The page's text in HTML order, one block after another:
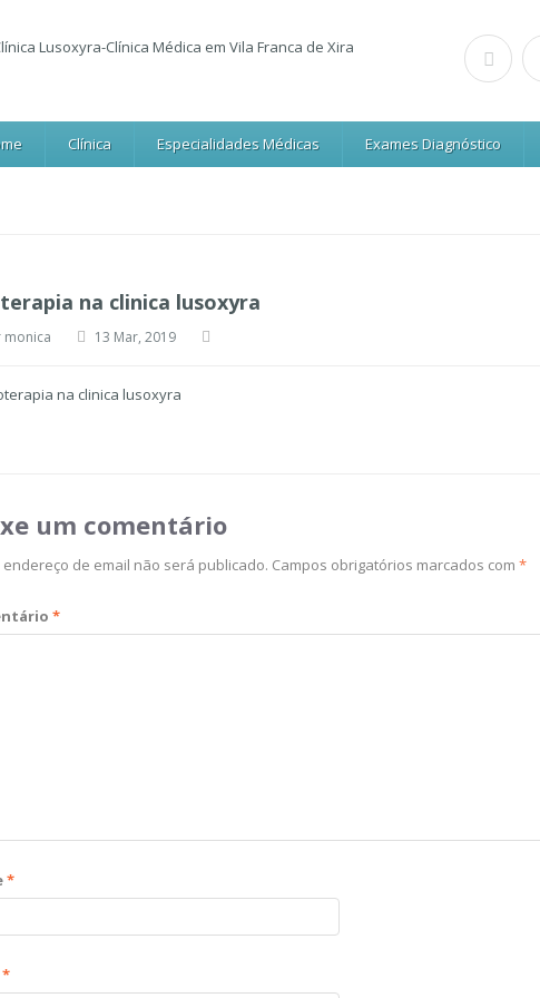
Clínica Especialidades Médicas Exames Diagnóstico
na clinica lusoxyra
monica 13 Mar, 2019
um comentário
endereço de email não será publicado. Campos obrigatórios marcados com *
*
*
*